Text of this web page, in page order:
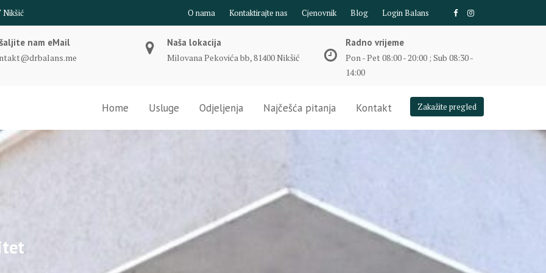
O nama Kontaktirajte nas Cjenovnik Blog Login Balans
nam eMail
Naša lokacija
Milovana Pekovića bb, 81400 Nikšić
Radno vrijeme
Pon - Pet 08:00 - 20:00 ; Sub 08:30 -
14:00
Zakažite pregled
Home Usluge Odjeljenja Najčešća pitanja Kontakt